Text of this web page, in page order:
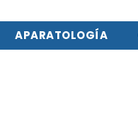
APARATOLOGÍA